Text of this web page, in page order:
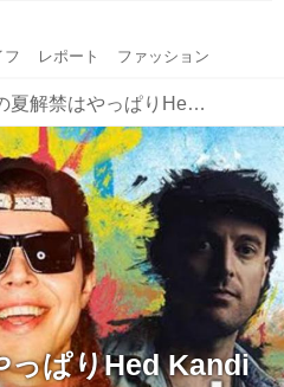
フ レポート ファッション
大阪の夏解禁はやっぱりHed Kandiのプールパーティーで決まり!!
っぱりHed Kandi